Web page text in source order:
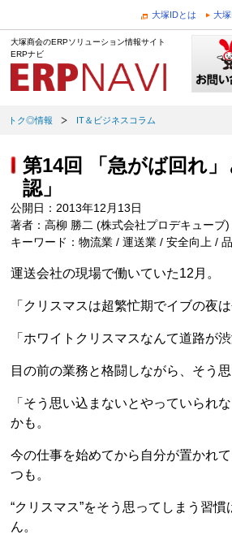
大塚IDとは 大
大塚商会のERPソリューション情報サイト
ERPナビ
トク◎情報 IT＆ビジネスコラム
第14回 「急がば回れ
認」
公開日：2013年12月13日
著者：高柳 勝二 (株式会社プロデキューブ)
キーワード：物流業 / 運送業 / 安全向上 /
運送会社の現場で働いていた12月。
「クリスマスは超繁忙期でイブの夜
「ホワイトクリスマスなんて道路が
目の前の業務と格闘しながら、そう
「そう思い込まないとやっていられ
かも。
今の仕事を始めてから自分が置かれ
つも。
“クリスマス”をそう思ってしまう習
ん。